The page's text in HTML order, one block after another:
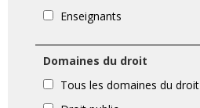
Enseignants
Domaines du droit
Tous les domaines du droit